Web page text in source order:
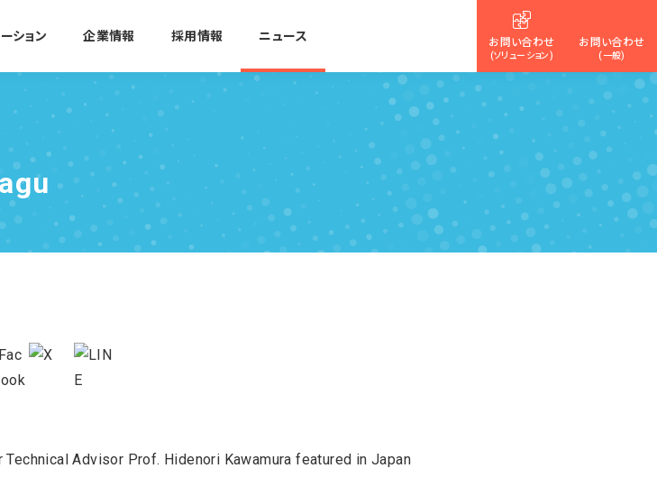
ション 企業情報 採用情報 ニュース お問い合わせ
(ソリューション)
お問い合わせ
(一般)
Advisor Prof. Hidenori Kawamura featured in Japan